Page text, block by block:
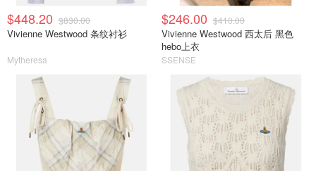
$448.20 $830.00
Vivienne Westwood 条纹衬衫
Mytheresa
$246.00 $410.00
Vivienne Westwood 西太后 黑色
hebo上衣
SSENSE